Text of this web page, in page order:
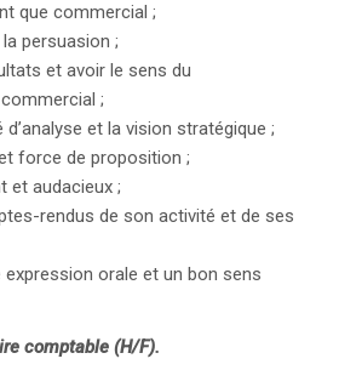
que commercial ;
persuasion ;
et avoir le sens du
;
et la vision stratégique ;
force de proposition ;
et audacieux ;
rendus de son activité et de ses
expression orale et un bon sens
comptable (H/F).